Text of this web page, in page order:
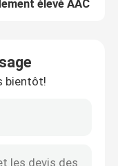
bientôt!